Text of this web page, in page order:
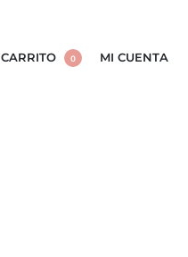
CARRITO 0 MI CUENTA